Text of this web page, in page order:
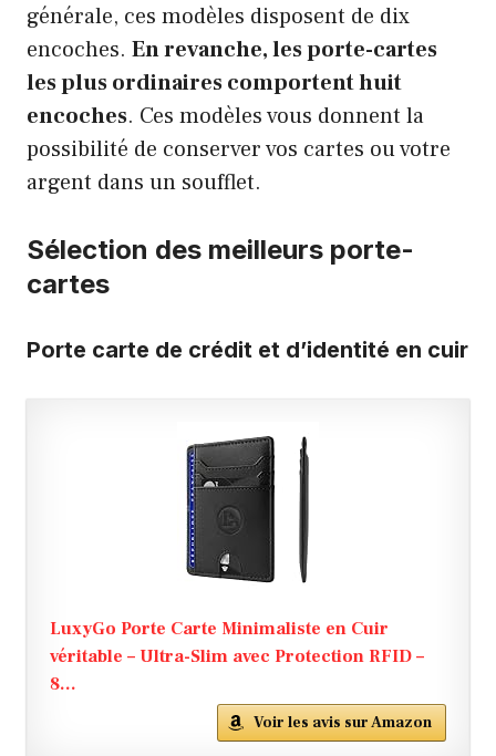
générale, ces modèles disposent de dix
encoches. En revanche, les porte-cartes
les plus ordinaires comportent huit
encoches. Ces modèles vous donnent la
possibilité de conserver vos cartes ou votre
argent dans un soufflet.
Sélection des meilleurs porte-
cartes
Porte carte de crédit et d’identité en cuir
LuxyGo Porte Carte Minimaliste en Cuir
véritable – Ultra-Slim avec Protection RFID –
8...
Voir les avis sur Amazon